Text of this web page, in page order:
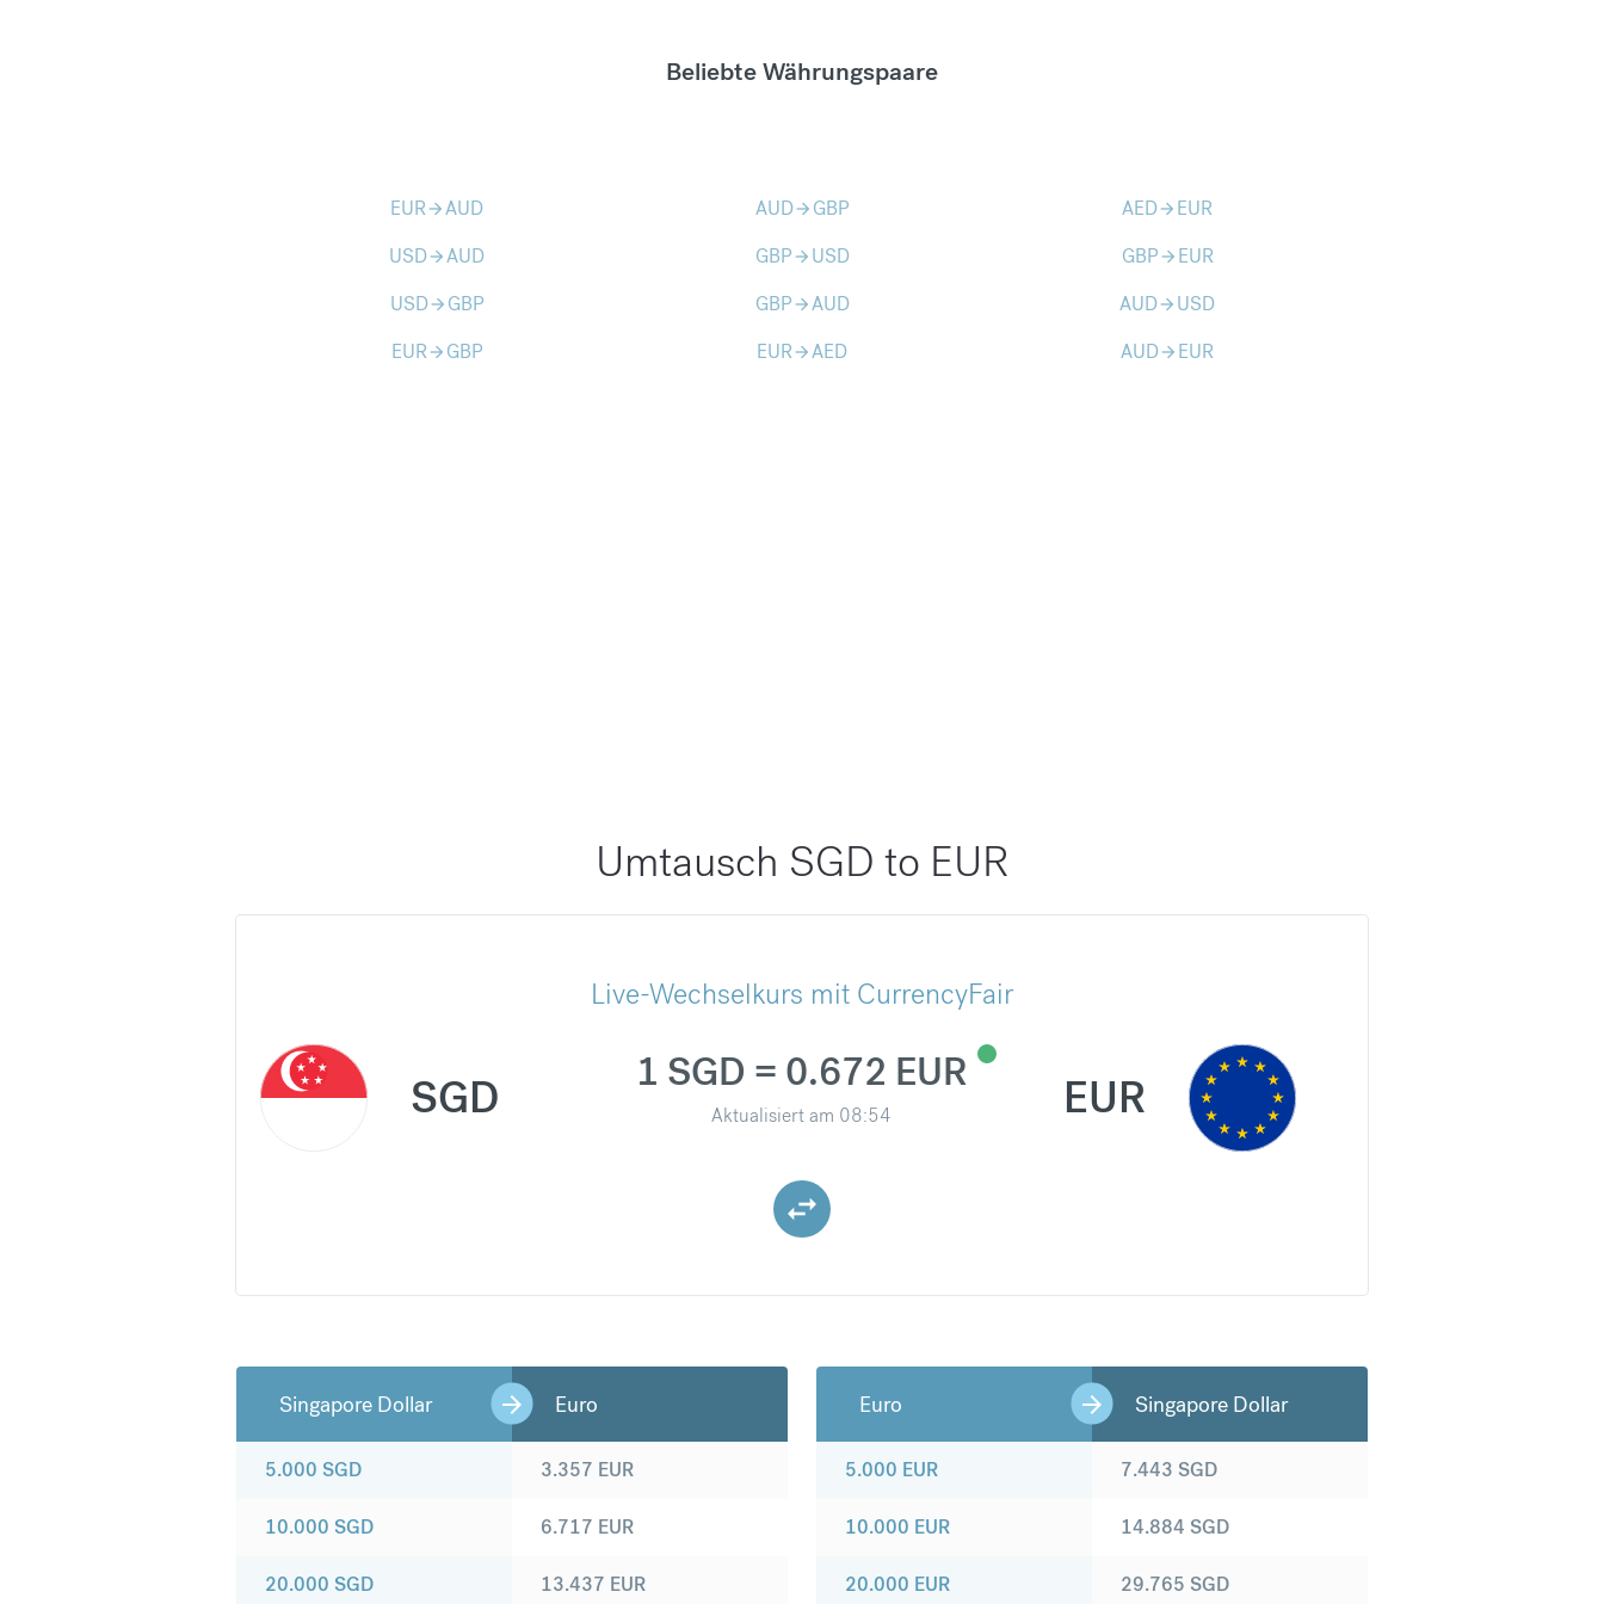
Beliebte Währungspaare
EURarrow_forwardAUD AUDarrow_forward GBP AEDarrow_forward EUR
USDarrow_forwardAUD GBParrow_forward USD GBParrow_forward EUR
USDarrow_forward GBP GBParrow_forwardAUD AUDarrow_forward USD
EURarrow_forward GBP EURarrow_forwardAED AUDarrow_forward EUR
Umtausch SGD to EUR
Live-Wechselkurs mit CurrencyFair
SGD 1 SGD = 0.672 EUR
Aktualisiert am 08:54 EUR
Singapore Dollar Euro
5.000 SGD
10.000 SGD
20.000 SGD
3.357 EUR
6.717 EUR
13.437 EUR
Euro Singapore Dollar
5.000 EUR
10.000 EUR
20.000 EUR
7.443 SGD
14.884 SGD
29.765 SGD